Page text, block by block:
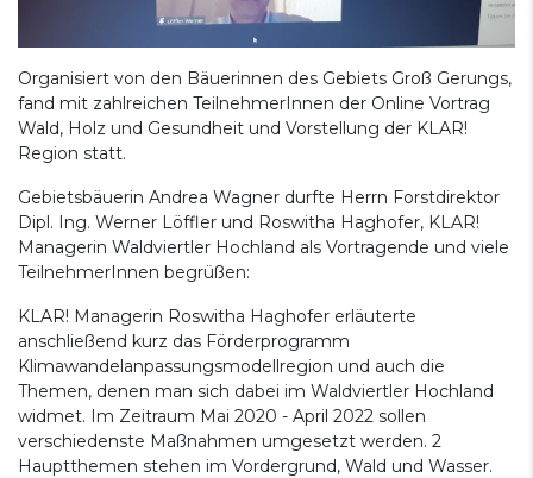
Organisiert von den Bäuerinnen des Gebiets Groß Gerungs,
fand mit zahlreichen TeilnehmerInnen der Online Vortrag
Wald, Holz und Gesundheit und Vorstellung der KLAR!
Region statt.
Gebietsbäuerin Andrea Wagner durfte Herrn Forstdirektor
Dipl. Ing. Werner Löffler und Roswitha Haghofer, KLAR!
Managerin Waldviertler Hochland als Vortragende und viele
TeilnehmerInnen begrüßen:
KLAR! Managerin Roswitha Haghofer erläuterte
anschließend kurz das Förderprogramm
Klimawandelanpassungsmodellregion und auch die
Themen, denen man sich dabei im Waldviertler Hochland
widmet. Im Zeitraum Mai 2020 - April 2022 sollen
verschiedenste Maßnahmen umgesetzt werden. 2
Hauptthemen stehen im Vordergrund, Wald und Wasser.